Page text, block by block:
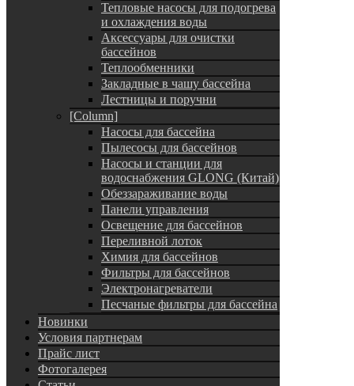
Тепловые насосы для подогрева
и охлаждения воды
Аксессуары для очистки
бассейнов
Теплообменники
Закладные в чашу бассейна
Лестницы и поручни
[Column]
Насосы для бассейна
Пылесосы для бассейнов
Насосы и станции для
водоснабжения GLONG (Китай)
Обеззараживание воды
Панели управления
Освещение для бассейнов
Переливной лоток
Химия для бассейнов
Фильтры для бассейнов
Электронагреватели
Песчаные фильтры для бассейна
Новинки
Условия партнерам
Прайс лист
Фотогалерея